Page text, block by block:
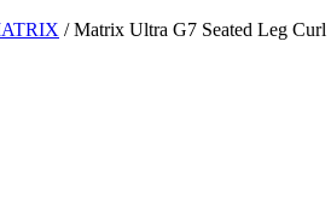
/ Matrix Ultra G7 Seated Leg Curl